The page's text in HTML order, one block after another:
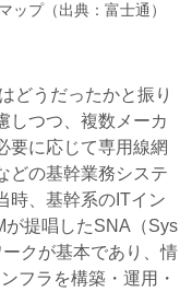
ップ（出典：富士通）
どうだったかと振り
しつつ、複数メーカ
要に応じて専用線網
どの基幹業務システ
時、基幹系のITイン
が提唱したSNA（Sys
クが基本であり、情
フラを構築・運用・